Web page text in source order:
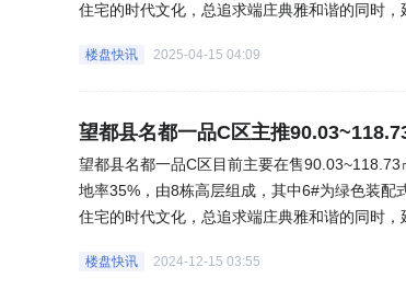
住宅的时代文化，总追求端庄典雅和谐的同时
地产开发集团有限公司成立于2011年,主要行业
楼盘快讯 2025-04-15 04:09
望都县名都一品C区主推
望都县名都一品C区目前主要在售
地率35%，由8栋高层组成，其中6#为绿色装配
住宅的时代文化，总追求端庄典雅和谐的同时
地产开发集团有限公司成立于2011年,主要行业
楼盘快讯 2024-12-15 03:55